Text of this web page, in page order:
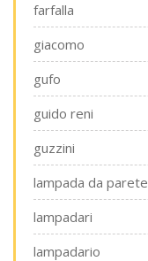
farfalla
giacomo
gufo
guido reni
guzzini
lampada da parete
lampadari
lampadario